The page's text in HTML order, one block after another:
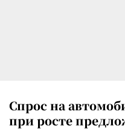
Спрос на
при росте